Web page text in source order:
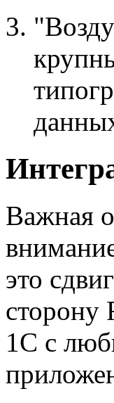
Важная
это
сторону
1С с